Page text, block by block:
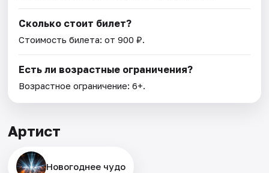
Сколько стоит билет?
Стоимость билета: от 900 ₽.
Есть ли возрастные ограничения?
Возрастное ограничение: 6+.
Артист
Новогоднее чудо